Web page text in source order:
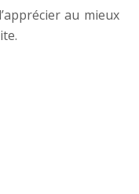
au mieux